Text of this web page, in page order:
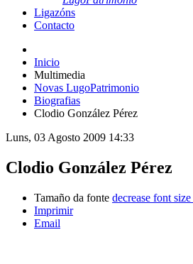
Ligazóns
Contacto
Inicio
Multimedia
Novas LugoPatrimonio
Biografias
Clodio González Pérez
Luns, 03 Agosto 2009 14:33
Clodio González Pérez
Tamaño da fonte decrease font size
Imprimir
Email